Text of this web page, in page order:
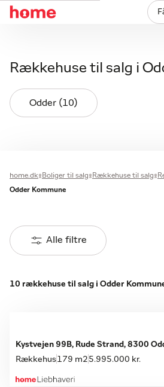
Rækkehuse til salg i
Odder (10)
home.dk Boliger til salg Rækkehuse til salg
Odder Kommune
Alle filtre
10 rækkehuse til salg i Odder
Kystvejen 99B, Rude Strand, 8300
Rækkehus179 m2 5.995.000 kr.